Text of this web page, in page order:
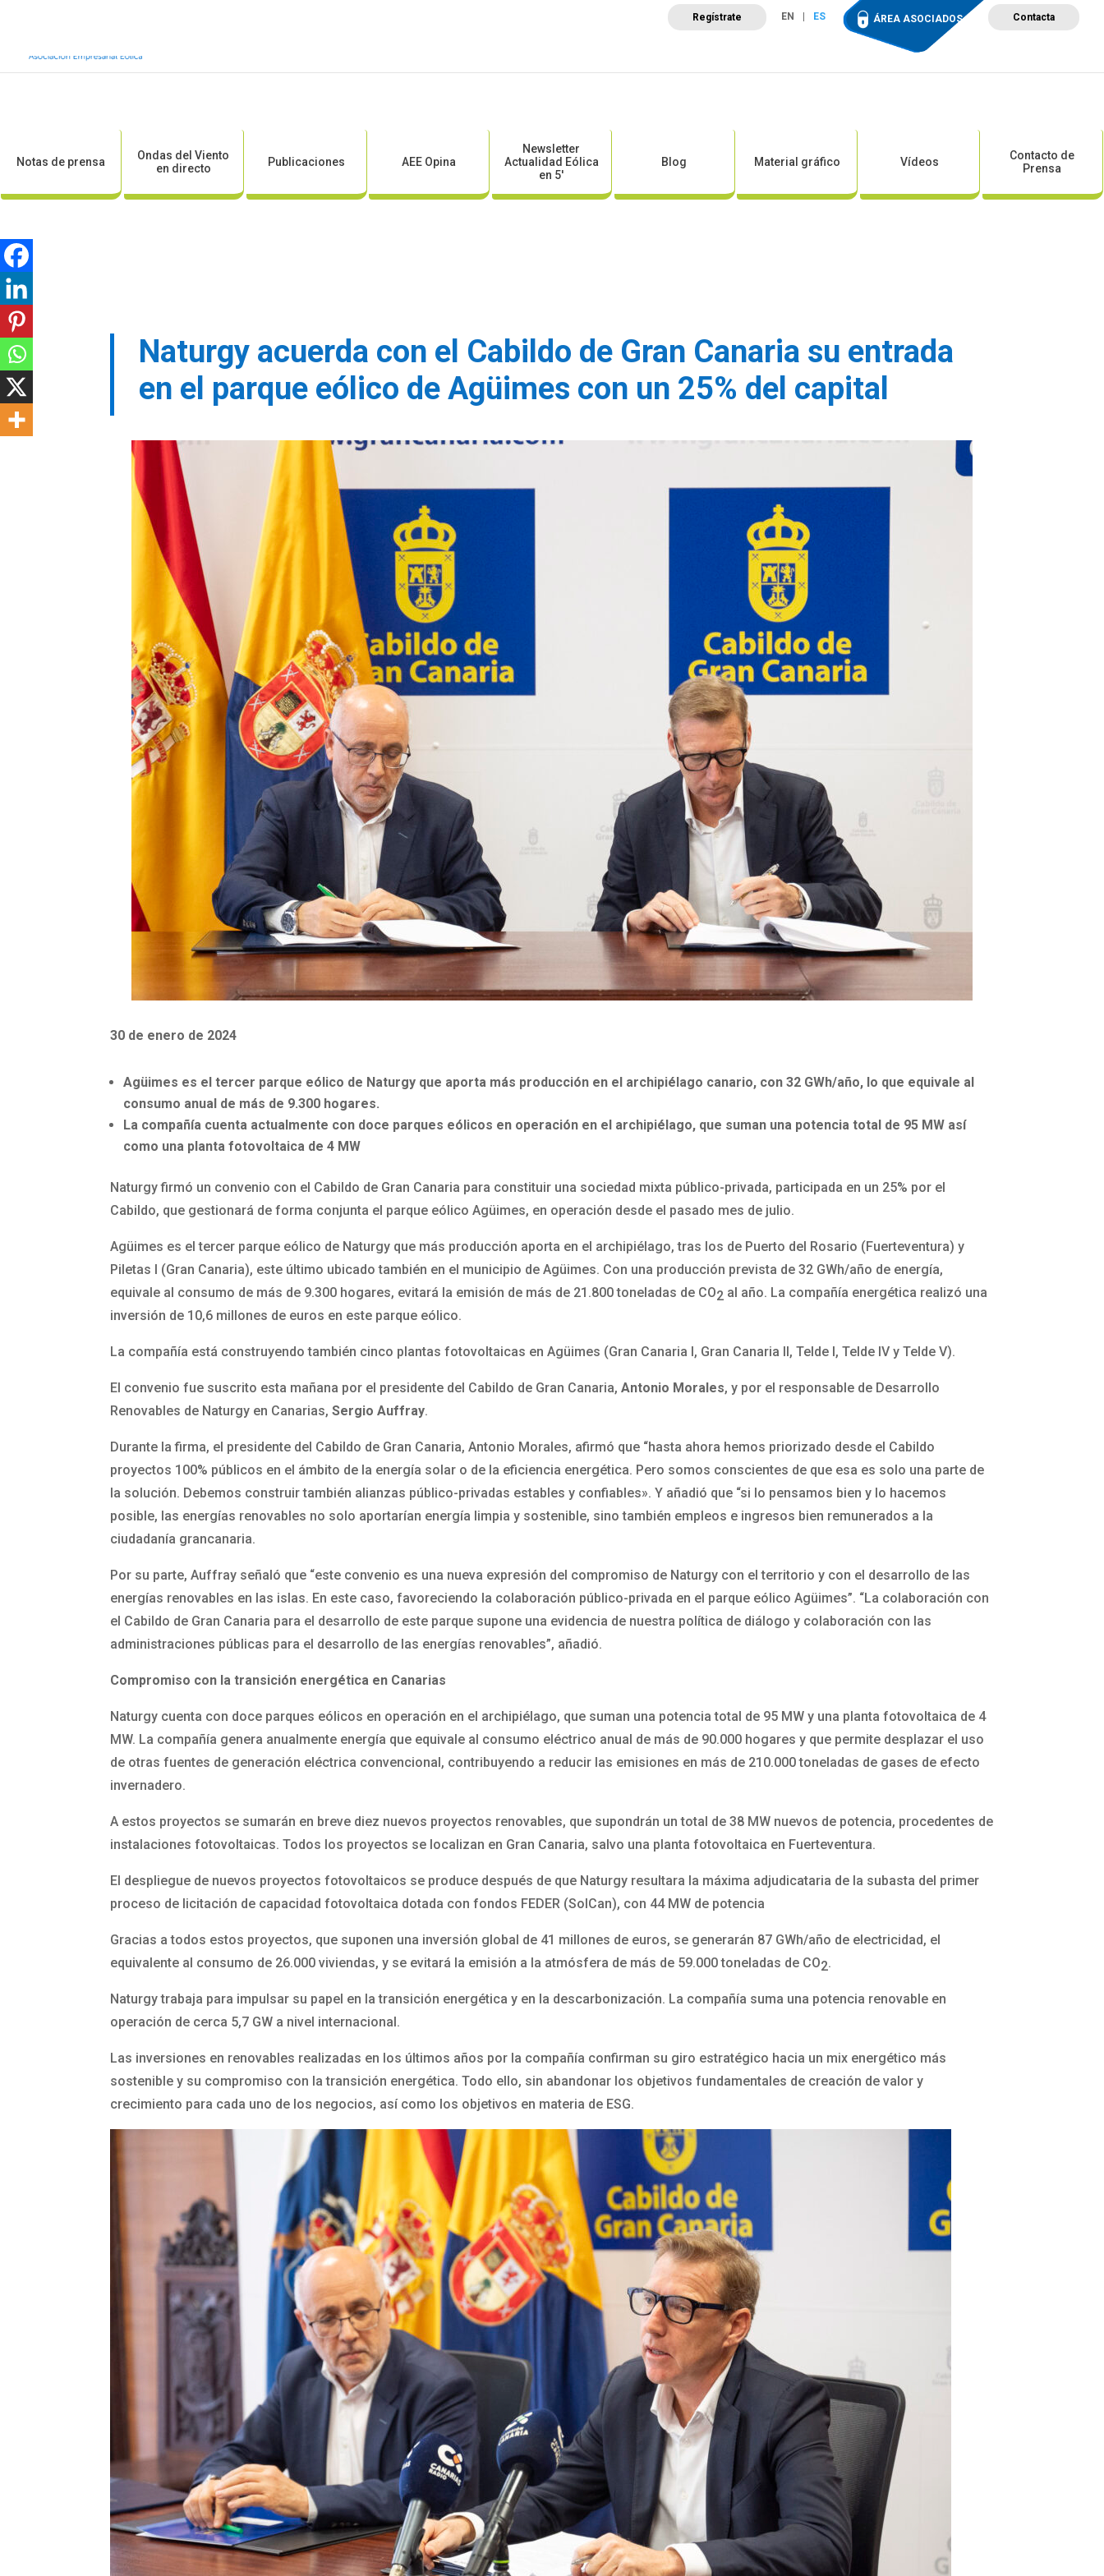
Regístrate EN ES ÁREA ASOCIADOS Contacta
Campus de Formación
Notas de prensa
Ondas del Viento
en directo
Publicaciones AEE Opina
Newsletter
Actualidad Eólica
en 5′
Blog Material gráfico Vídeos
Contacto de
Prensa
Naturgy acuerda con el Cabildo de Gran Canaria su entrada
en el parque eólico de Agüimes con un 25% del capital
30 de enero de 2024
Agüimes es el tercer parque eólico de Naturgy que aporta más producción en el archipiélago canario, con 32 GWh/año, lo que equivale al
consumo anual de más de 9.300 hogares.
La compañía cuenta actualmente con doce parques eólicos en operación en el archipiélago, que suman una potencia total de 95 MW así
como una planta fotovoltaica de 4 MW
Naturgy firmó un convenio con el Cabildo de Gran Canaria para constituir una sociedad mixta público-privada, participada en un 25% por el
Cabildo, que gestionará de forma conjunta el parque eólico Agüimes, en operación desde el pasado mes de julio.
Agüimes es el tercer parque eólico de Naturgy que más producción aporta en el archipiélago, tras los de Puerto del Rosario (Fuerteventura) y
Piletas I (Gran Canaria), este último ubicado también en el municipio de Agüimes. Con una producción prevista de 32 GWh/año de energía,
equivale al consumo de más de 9.300 hogares, evitará la emisión de más de 21.800 toneladas de CO2 al año. La compañía energética realizó una
inversión de 10,6 millones de euros en este parque eólico.
La compañía está construyendo también cinco plantas fotovoltaicas en Agüimes (Gran Canaria I, Gran Canaria II, Telde I, Telde IV y Telde V).
El convenio fue suscrito esta mañana por el presidente del Cabildo de Gran Canaria,Antonio Morales, y por el responsable de Desarrollo
Renovables de Naturgy en Canarias,Sergio Auffray.
Durante la firma, el presidente del Cabildo de Gran Canaria, Antonio Morales, afirmó que “hasta ahora hemos priorizado desde el Cabildo
proyectos 100% públicos en el ámbito de la energía solar o de la eficiencia energética. Pero somos conscientes de que esa es solo una parte de
la solución. Debemos construir también alianzas público-privadas estables y confiables». Y añadió que “si lo pensamos bien y lo hacemos
posible, las energías renovables no solo aportarían energía limpia y sostenible, sino también empleos e ingresos bien remunerados a la
ciudadanía grancanaria.
Por su parte, Auffray señaló que “este convenio es una nueva expresión del compromiso de Naturgy con el territorio y con el desarrollo de las
energías renovables en las islas. En este caso, favoreciendo la colaboración público-privada en el parque eólico Agüimes”. “La colaboración con
el Cabildo de Gran Canaria para el desarrollo de este parque supone una evidencia de nuestra política de diálogo y colaboración con las
administraciones públicas para el desarrollo de las energías renovables”, añadió.
Compromiso con la transición energética en Canarias
Naturgy cuenta con doce parques eólicos en operación en el archipiélago, que suman una potencia total de 95 MW y una planta fotovoltaica de 4
MW. La compañía genera anualmente energía que equivale al consumo eléctrico anual de más de 90.000 hogares y que permite desplazar el uso
de otras fuentes de generación eléctrica convencional, contribuyendo a reducir las emisiones en más de 210.000 toneladas de gases de efecto
invernadero.
A estos proyectos se sumarán en breve diez nuevos proyectos renovables, que supondrán un total de 38 MW nuevos de potencia, procedentes de
instalaciones fotovoltaicas. Todos los proyectos se localizan en Gran Canaria, salvo una planta fotovoltaica en Fuerteventura.
El despliegue de nuevos proyectos fotovoltaicos se produce después de que Naturgy resultara la máxima adjudicataria de la subasta del primer
proceso de licitación de capacidad fotovoltaica dotada con fondos FEDER (SolCan), con 44 MW de potencia
Gracias a todos estos proyectos, que suponen una inversión global de 41 millones de euros, se generarán 87 GWh/año de electricidad, el
equivalente al consumo de 26.000 viviendas, y se evitará la emisión a la atmósfera de más de 59.000 toneladas de CO2.
Naturgy trabaja para impulsar su papel en la transición energética y en la descarbonización. La compañía suma una potencia renovable en
operación de cerca 5,7 GW a nivel internacional.
Las inversiones en renovables realizadas en los últimos años por la compañía confirman su giro estratégico hacia un mix energético más
sostenible y su compromiso con la transición energética. Todo ello, sin abandonar los objetivos fundamentales de creación de valor y
crecimiento para cada uno de los negocios, así como los objetivos en materia de ESG.